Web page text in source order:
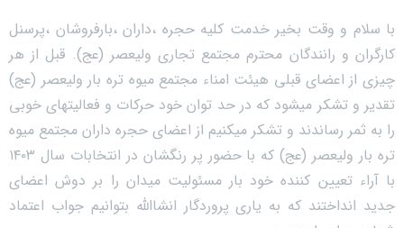
با سلام و وقت بخیر خدمت کلیه حجره ،داران ،بارفروشان ،پرسنل
کارگران و رانندگان محترم مجتمع تجاری ولیعصر (عج). قبل از هر
چیزی از اعضای قبلی هیئت امناء مجتمع میوه تره بار ولیعصر (عج)
تقدیر و تشکر میشود که در حد توان خود حرکات و فعالیتهای خوبی
را به ثمر رساندند و تشکر میکنیم از اعضای حجره داران مجتمع میوه
تره بار ولیعصر (عج) که با حضور پر رنگشان در انتخابات سال ۱۴۰۳
با آراء تعیین کننده خود بار مسئولیت میدان را بر دوش اعضای
جدید انداختند که به یاری پروردگار انشاالله بتوانیم جواب اعتماد